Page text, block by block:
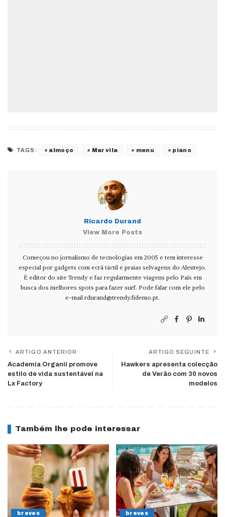
TAGS: almoço Marvila menu piano
Ricardo Durand
View More Posts
Começou no jornalismo de tecnologias em 2005 e tem interesse
especial por gadgets com ecrã táctil e praias selvagens do Alentejo.
É editor do site Trendy e faz regularmente viagens pelo País em
busca dos melhores spots para fazer surf. Pode falar com ele pelo
e-mail rdurand@trendy.fidemo.pt.
ARTIGO ANTERIOR
Academia Organii promove
estilo de vida sustentável na
Lx Factory
ARTIGO SEGUINTE
Hawkers apresenta colecção
de Verão com 30 novos
modelos
Também lhe pode interessar
breves breves